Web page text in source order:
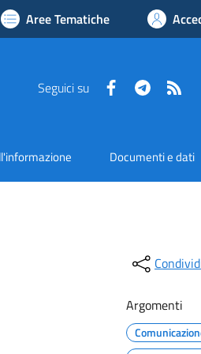
Aree Tematiche
Seguici su FacebookTelegram
Documenti e dati
Argomenti